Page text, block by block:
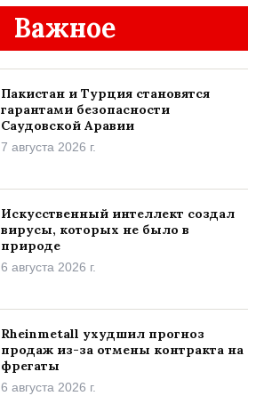
Важное
Пакистан и Турция становятся
гарантами безопасности
Саудовской Аравии
7 августа 2026 г.
Искусственный интеллект создал
вирусы, которых не было в
природе
6 августа 2026 г.
Rheinmetall ухудшил прогноз
продаж из-за отмены контракта на
фрегаты
6 августа 2026 г.